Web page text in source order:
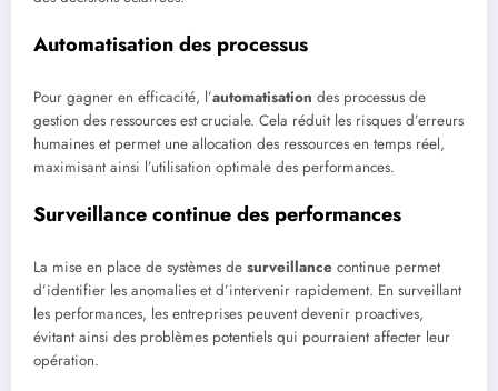
Automatisation des processus
Pour gagner en efficacité, l’automatisation des processus de
gestion des ressources est cruciale. Cela réduit les risques d’erreurs
humaines et permet une allocation des ressources en temps réel,
maximisant ainsi l’utilisation optimale des performances.
Surveillance continue des performances
La mise en place de systèmes de surveillance continue permet
d’identifier les anomalies et d’intervenir rapidement. En surveillant
les performances, les entreprises peuvent devenir proactives,
évitant ainsi des problèmes potentiels qui pourraient affecter leur
opération.